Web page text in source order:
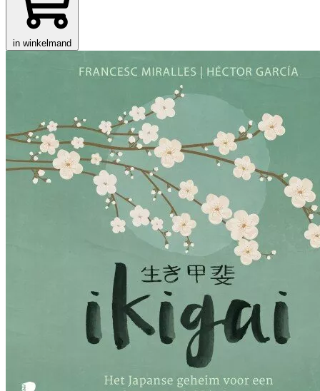
in winkelmand